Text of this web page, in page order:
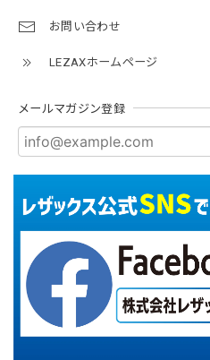
お問い合わせ
LEZAXホームページ
メールマガジン登録